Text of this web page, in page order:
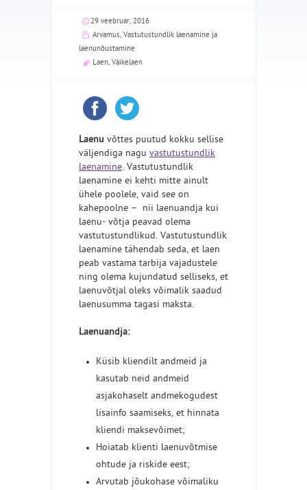
29 veebruar, 2016
Arvamus, Vastutustundlik laenamine ja
laenunõustamine
Laen, Väikelaen
Laenu võttes puutud kokku sellise
väljendiga nagu vastutustundlik
laenamine. Vastutustundlik
laenamine ei kehti mitte ainult
ühele poolele, vaid see on
kahepoolne – nii laenuandja kui
laenu- võtja peavad olema
vastutustundlikud. Vastutustundlik
laenamine tähendab seda, et laen
peab vastama tarbija vajadustele
ning olema kujundatud selliseks, et
laenuvõtjal oleks võimalik saadud
laenusumma tagasi maksta.
Laenuandja:
Küsib kliendilt andmeid ja
kasutab neid andmeid
asjakohaselt andmekogudest
lisainfo saamiseks, et hinnata
kliendi maksevõimet;
Hoiatab klienti laenuvõtmise
ohtude ja riskide eest;
Arvutab jõukohase võimaliku